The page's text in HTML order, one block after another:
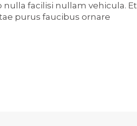
facilisi nullam vehicula. Et
purus faucibus ornare